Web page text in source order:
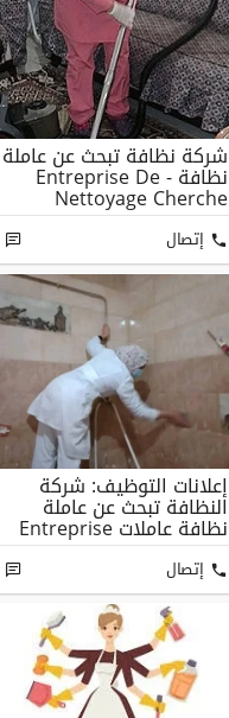
شركة نظافة تبحث عن عاملة
نظافة - Entreprise De
Nettoyage Cherche
Femme De Ménag...
إتصال
إعلانات التوظيف: شركة
النظافة تبحث عن عاملة
نظافة عاملات Entreprise
Nettoyage Ch...
إتصال